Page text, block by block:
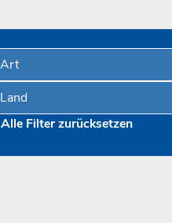
Alle Filter zurücksetzen